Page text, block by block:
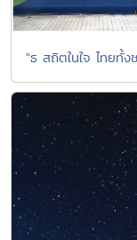
"ธ สถิตในใจ ไทยทั้ง